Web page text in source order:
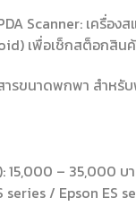
Scanner: เครื่อง
เพื่อเช็กสต็อกสินค้
รขนาดพกพา สำหรั
15,000 – 35,000 บ
/ Epson ES